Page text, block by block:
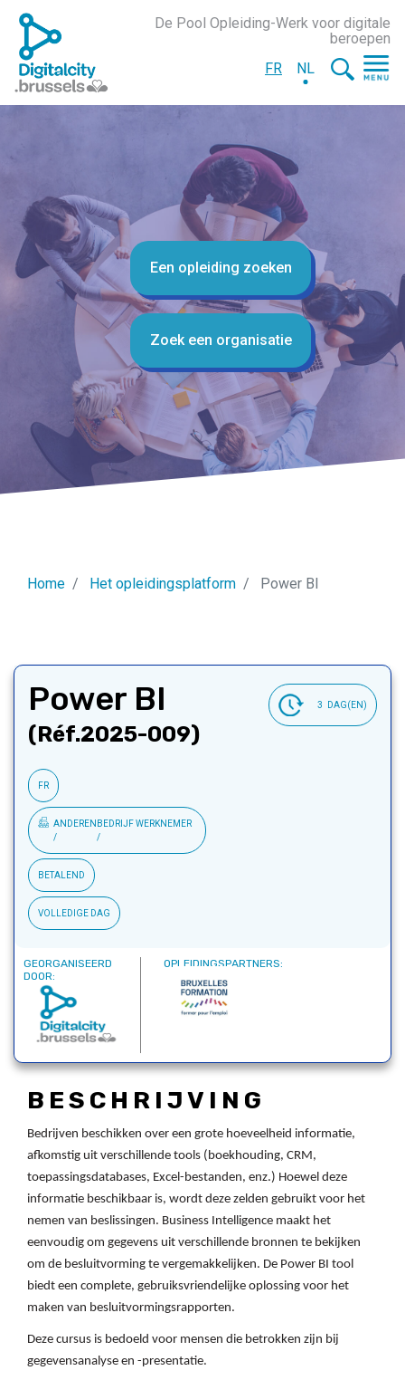
De Pool Opleiding-Werk voor digitale
beroepen
FR
NL
Een opleiding zoeken
Zoek een organisatie
Home Het opleidingsplatform Power BI
Power BI
(Réf.2025-009)
3 DAG(EN)
FR
ANDEREN BEDRIJFWERKNEMER
BETALEND
VOLLEDIGE DAG
GEORGANISEERD
DOOR:
OPLEIDINGSPARTNERS:
BESCHRIJVING
Bedrijven beschikken over een grote hoeveelheid informatie,
afkomstig uit verschillende tools (boekhouding, CRM,
toepassingsdatabases, Excel-bestanden, enz.) Hoewel deze
informatie beschikbaar is, wordt deze zelden gebruikt voor het
nemen van beslissingen. Business Intelligence maakt het
eenvoudig om gegevens uit verschillende bronnen te bekijken
om de besluitvorming te vergemakkelijken. De Power BI tool
biedt een complete, gebruiksvriendelijke oplossing voor het
maken van besluitvormingsrapporten.
Deze cursus is bedoeld voor mensen die betrokken zijn bij
gegevensanalyse en -presentatie.